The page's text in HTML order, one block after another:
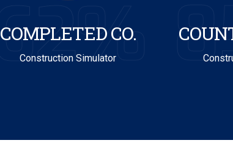
62%
COMPLETED CO.
Construction Simulator